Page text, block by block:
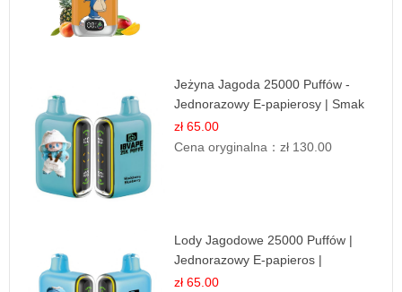
Jeżyna Jagoda 25000 Puffów -
Jednorazowy E-papierosy | Smak
Leśnych Owoców
zł 65.00
Cena oryginalna：zł 130.00
Lody Jagodowe 25000 Puffów |
Jednorazowy E-papieros |
Deserowy Smak
zł 65.00